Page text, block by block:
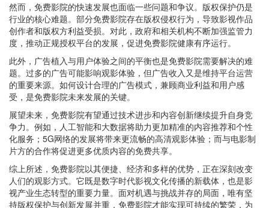
然而，免费影院的快速发展也面临一些问题和争议。版权保护仍是
行业的核心难题。部分免费影院存在版权侵权行为，导致影视作品
创作者和版权方利益受损。对此，政府和相关机构不断加强监管力
度，推动正规授权平台的发展，促进免费影院健康有序运行。
此外，广告植入与用户体验之间的平衡也是免费影院需要解决的难
题。过多的广告可能影响观影体验，但广告收入又是维持平台运营
的重要来源。如何设计合理的广告模式，兼顾商业利益和用户感
受，是免费影院未来发展的关键。
展望未来，免费影院有望通过技术进步和内容创新继续提升自身竞
争力。例如，人工智能和大数据将助力更加精准的内容推荐和个性
化服务；5G网络的发展将带来更流畅的高清观影体验；而与电影制
片方的合作将促进更多优质内容的免费共享。
综上所述，免费影院以其便捷、经济和多样的优势，正在深刻改变
人们的观影方式。它既是数字时代影视文化传播的新载体，也是影
视产业生态转型的重要力量。面对机遇与挑战并存的局面，唯有坚
持版权保护与创新发展并重，免费影院才能实现可持续的繁荣，为